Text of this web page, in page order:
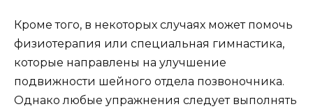
Кроме того, в некоторых случаях может помочь
физиотерапия или специальная гимнастика,
которые направлены на улучшение
подвижности шейного отдела позвоночника.
Однако любые упражнения следует выполнять